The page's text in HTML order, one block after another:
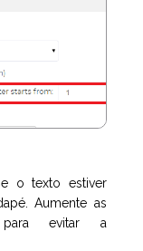
o texto estiver
Aumente as
evitar a